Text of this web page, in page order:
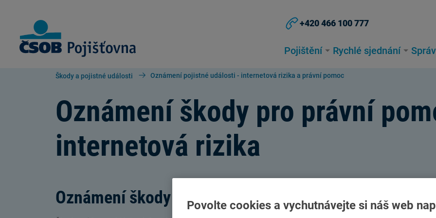
+420 466 100 777
Pojištění Rychlé sjednání
Škody a pojistné události Oznámení pojistné události - internetová rizika a právní pomoc
Oznámení škody pro právní
internetová rizika
Oznámení škody u pojištění internetových rizik
Povolte cookies a vychutnávejte si náš web